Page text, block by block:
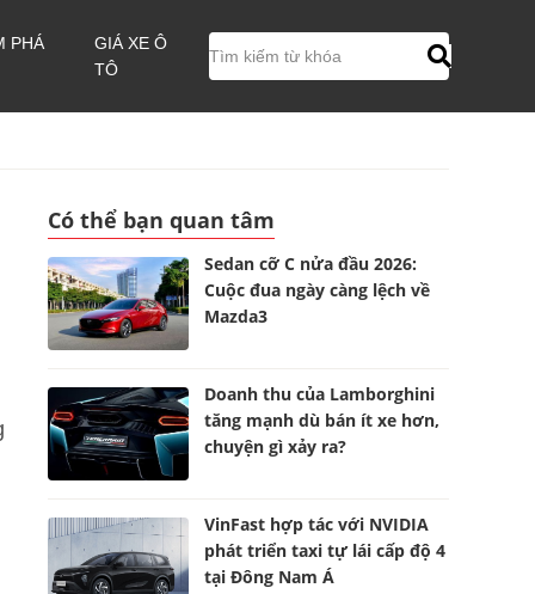
PHÁ
GIÁ XE Ô
TÔ
Có thể bạn quan tâm
Sedan cỡ C nửa đầu 2026:
Cuộc đua ngày càng lệch về
Mazda3
Doanh thu của Lamborghini
tăng mạnh dù bán ít xe hơn,
chuyện gì xảy ra?
VinFast hợp tác với NVIDIA
phát triển taxi tự lái cấp độ 4
tại Đông Nam Á